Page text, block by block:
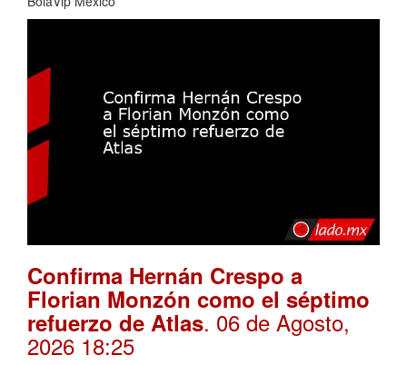
Confirma Hernán Crespo a
Florian Monzón como el séptimo
refuerzo de Atlas. 06 de Agosto,
2026 18:25